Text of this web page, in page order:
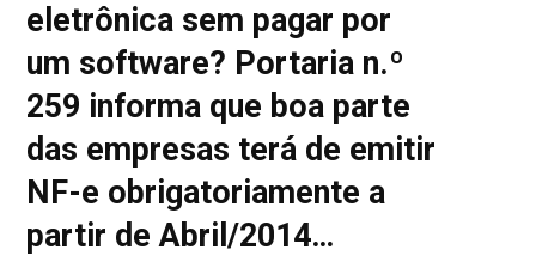
eletrônica sem pagar por
um software? Portaria n.º
259 informa que boa parte
das empresas terá de emitir
NF-e obrigatoriamente a
partir de Abril/2014…